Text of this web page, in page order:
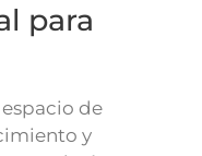
para
de
y